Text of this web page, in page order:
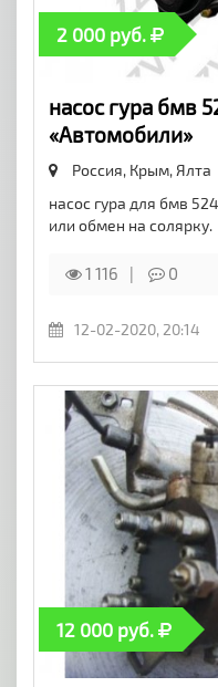
2 000 руб.
насос гура бмв
«Автомобили»
Россия, Крым, Ялта
насос гура для бмв
или обмен на солярку.
1 116 0
12-02-2020, 20:14
12 000 руб.